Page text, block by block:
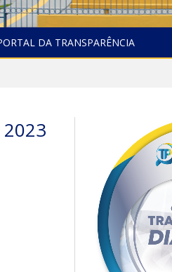
DA TRANSPARÊNCIA
2023